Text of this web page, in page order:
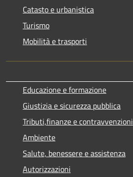
Catasto e urbanistica
Turismo
Mobilità e trasporti
Educazione e formazione
Giustizia e sicurezza pubblica
Tributi,finanze e contravvenzioni
Ambiente
Salute, benessere e assistenza
Autorizzazioni